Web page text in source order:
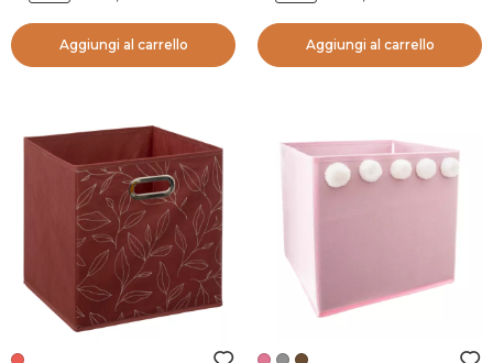
Aggiungi al carrello Aggiungi al carrello